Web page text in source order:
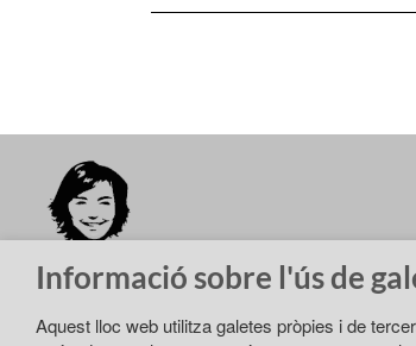
Política de
Informació sobre l'ús de
Aquest lloc web utilitza galetes pròpies i de